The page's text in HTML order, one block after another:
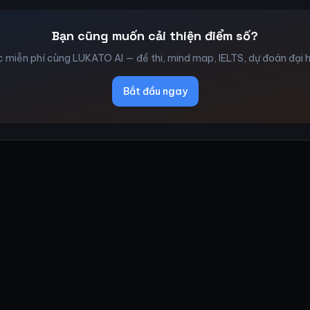
Bạn cũng muốn cải thiện điểm số?
miễn phí cùng LUKATO AI — đề thi, mind map, IELTS, dự đoán đại
Bắt đầu ngay